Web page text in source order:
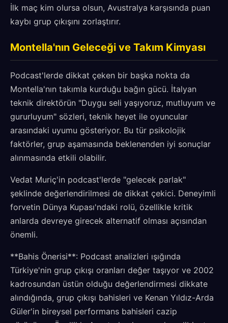
İlk maç kim olursa olsun, Avustralya karşısında puan
kaybı grup çıkışını zorlaştırır.
Montella'nın Geleceği ve Takım Kimyası
Podcast'lerde dikkat çeken bir başka nokta da
Montella'nın takımla kurduğu bağın gücü. İtalyan
teknik direktörün "Duygu seli yaşıyoruz, mutluyum ve
gururluyum" sözleri, teknik heyet ile oyuncular
arasındaki uyumu gösteriyor. Bu tür psikolojik
faktörler, grup aşamasında beklenenden iyi sonuçlar
alınmasında etkili olabilir.
Vedat Muriç'in podcast'lerde "gelecek parlak"
şeklinde değerlendirilmesi de dikkat çekici. Deneyimli
forvetin Dünya Kupası'ndaki rolü, özellikle kritik
anlarda devreye girecek alternatif olması açısından
önemli.
**Bahis Önerisi**: Podcast analizleri ışığında
Türkiye'nin grup çıkışı oranları değer taşıyor ve 2002
kadrosundan üstün olduğu değerlendirmesi dikkate
alındığında, grup çıkışı bahisleri ve Kenan Yıldız-Arda
Güler'in bireysel performans bahisleri cazip